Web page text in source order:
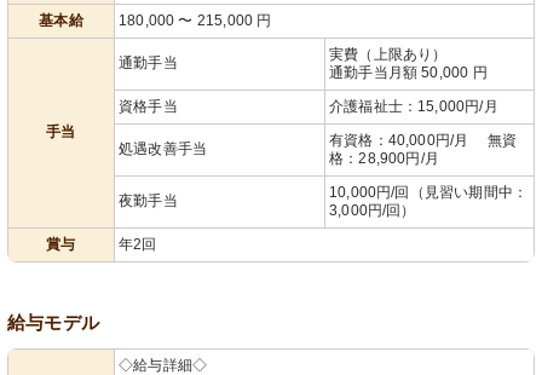
基本給 180,000 〜 215,000 円
手当
通勤手当
実費（上限あり）
通勤手当月額 50,000 円
資格手当
介護福祉士：15,000円/月
処遇改善手当
有資格：40,000円/月 無資
格：28,900円/月
夜勤手当
10,000円/回（見習い期間中：
3,000円/回）
賞与
年2回
給与モデル
◇給与詳細◇